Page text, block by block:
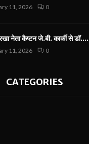
11, 2026 0
नेता कैप्टन जे.बी. कार्की से डॉ....
11, 2026 0
CATEGORIES